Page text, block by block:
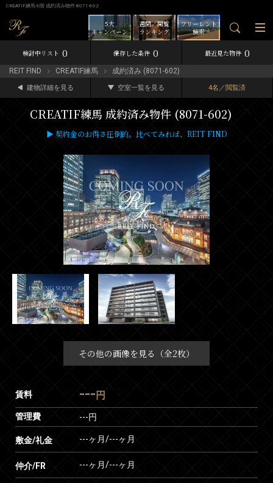
CREATIF練馬 6階 成約済み物件 8071-602
フリーレント
検索
週間／閲覧
ランキング
5大
キャンペーン
検討中リスト 0 保存した条件 0 最近見た物件 0
REIT FIND CREATIF練馬 成約済み (8071-602)
建物詳細を見る 空室一覧を見る 4名／閲覧済
CREATIF練馬 成約済み物件 (8071-602)
▶ 契約金のお得さ圧倒的。比べてみれば、REIT FIND
その他の画像を見る（全2枚）
賃料 --- 円
管理費 ---円
敷金/礼金 ---ヶ月/---ヶ月
仲介/FR ---ヶ月/---ヶ月